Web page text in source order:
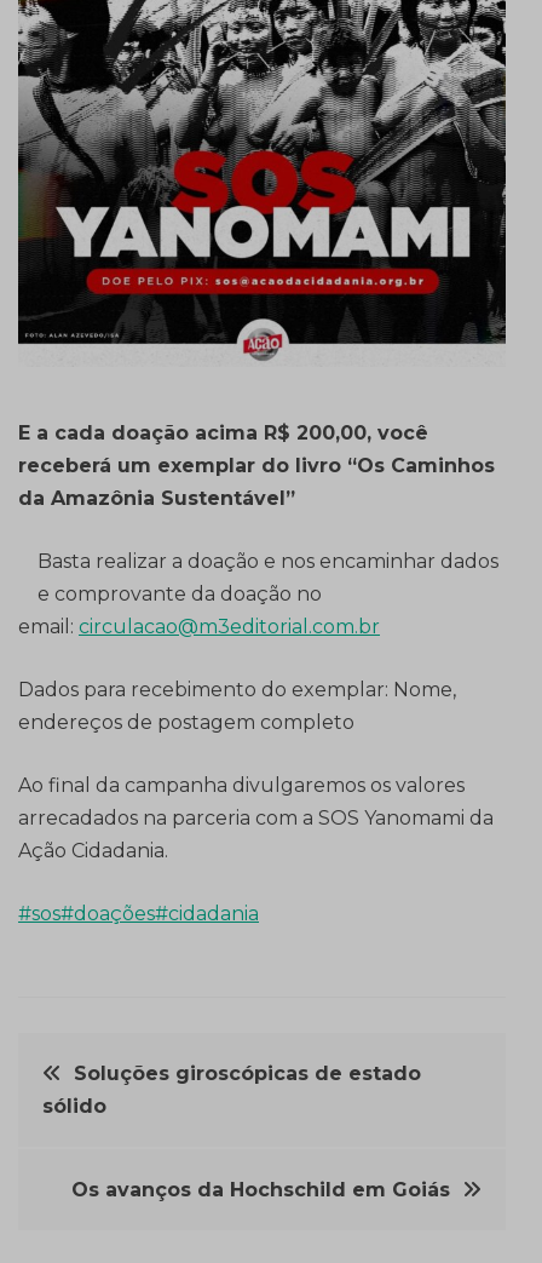
E a cada doação acima R$ 200,00, você
receberá um exemplar do livro “Os Caminhos
da Amazônia Sustentável”
Basta realizar a doação e nos encaminhar dados
e comprovante da doação no
email: circulacao@m3editorial.com.br
Dados para recebimento do exemplar: Nome,
endereços de postagem completo
Ao final da campanha divulgaremos os valores
arrecadados na parceria com a SOS Yanomami da
Ação Cidadania.
#sos#doações#cidadania
Navegação
de
Post
Soluções giroscópicas de estado
sólido
Os avanços da Hochschild em Goiás